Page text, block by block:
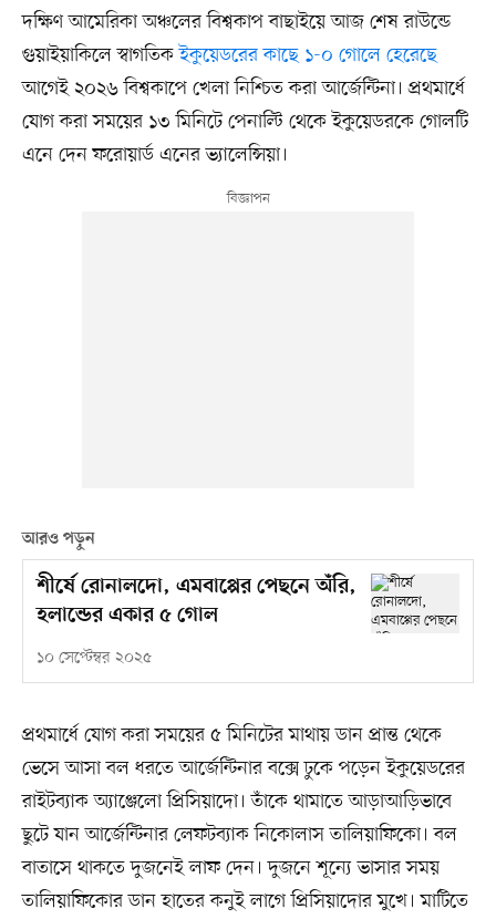
দক্ষিণ আমেরিকা অঞ্চলের বিশ্বকাপ বাছাইয়ে আজ শেষ রাউন্ডে
গুয়াইয়াকিলে স্বাগতিকইকুয়েডরের কাছে ১-০ গোলে হেরেছে
আগেই ২০২৬ বিশ্বকাপে খেলা নিশ্চিত করা আর্জেন্টিনা। প্রথমার্ধে
যোগ করা সময়ের ১৩ মিনিটে পেনাল্টি থেকে ইকুয়েডরকে গোলটি
এনে দেন ফরোয়ার্ড এনের ভ্যালেন্সিয়া।
আরও পড়ুন
শীর্ষে রোনালদো, এমবাপ্পের পেছনে অঁরি,
হলান্ডের একার ৫ গোল
১০ সেপ্টেম্বর ২০২৫
প্রথমার্ধে যোগ করা সময়ের ৫ মিনিটের মাথায় ডান প্রান্ত থেকে
ভেসে আসা বল ধরতে আর্জেন্টিনার বক্সে ঢুকে পড়েন ইকুয়েডরের
রাইটব্যাক অ্যাঞ্জেলো প্রিসিয়াদো। তাঁকে থামাতে আড়াআড়িভাবে
ছুটে যান আর্জেন্টিনার লেফটব্যাক নিকোলাস তালিয়াফিকো। বল
বাতাসে থাকতে দুজনেই লাফ দেন। দুজনে শূন্যে ভাসার সময়
তালিয়াফিকোর ডান হাতের কনুই লাগে প্রিসিয়াদোর মুখে। মাটিতে